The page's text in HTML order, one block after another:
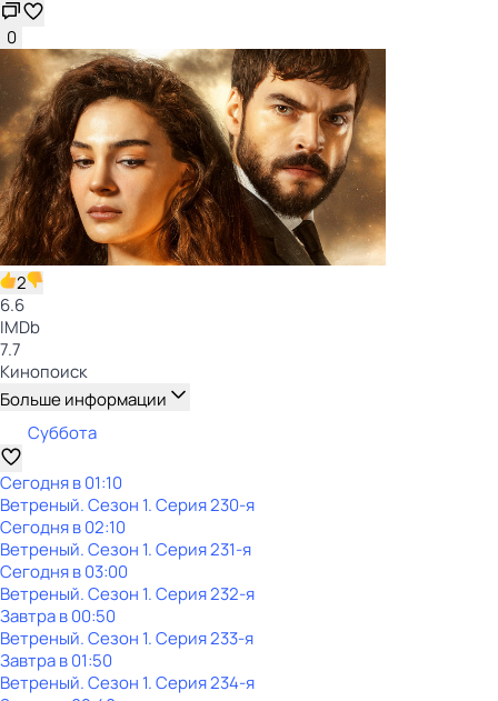
0
2
6.6
IMDb
7.7
Кинопоиск
Больше информации
Суббота
Сегодня в 01:10
Ветреный. Сезон 1. Серия 230-я
Сегодня в 02:10
Ветреный. Сезон 1. Серия 231-я
Сегодня в 03:00
Ветреный. Сезон 1. Серия 232-я
Завтра в 00:50
Ветреный. Сезон 1. Серия 233-я
Завтра в 01:50
Ветреный. Сезон 1. Серия 234-я